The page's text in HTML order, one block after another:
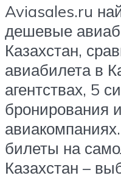
Aviasales.ru
дешевые
Казахстан,
авиабилета в
агентствах, 5
бронирования
билеты на
Казахстан –